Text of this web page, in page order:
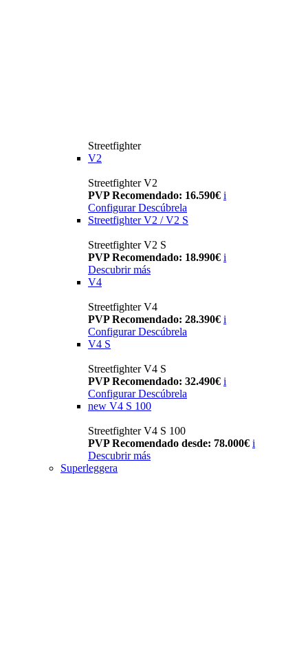
Streetfighter
V2
Streetfighter V2
PVP Recomendado: 16.590€ i
Configurar Descúbrela
Streetfighter V2 / V2 S
Streetfighter V2 S
PVP Recomendado: 18.990€ i
Descubrir más
V4
Streetfighter V4
PVP Recomendado: 28.390€ i
Configurar Descúbrela
V4 S
Streetfighter V4 S
PVP Recomendado: 32.490€ i
Configurar Descúbrela
new V4 S 100
Streetfighter V4 S 100
PVP Recomendado desde: 78.000€ i
Descubrir más
Superleggera